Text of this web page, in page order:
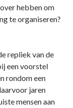
hebben om
te organiseren?
repliek van de
een voorstel
rondom een
jaren
mensen aan